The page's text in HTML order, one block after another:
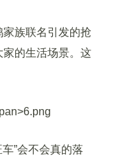
族联名引发的抢
的生活场景。这
”会不会真的落